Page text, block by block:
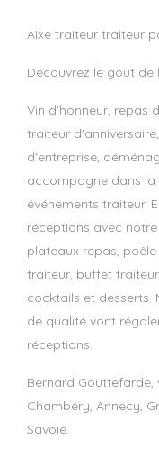
aixe traiteur traiteur
Découvrez le goût de
Vin d'honneur, repas
traiteur
d'entreprise,
accompagne dans
événements traiteur.
réceptions avec
plateaux repas,
traiteur, buffet
cocktails et desserts.
de qualité vont
réceptions.
Bernard Gouttefarde,
Chambéry, Annecy,
Savoie.